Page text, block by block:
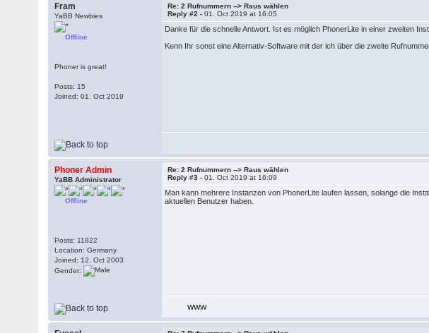
Fram
YaBB Newbies
Offline
Phoner is great!
Posts: 15
Joined: 01. Oct 2019
Re: 2 Rufnummern --> Raus wählen
Reply #2 -01. Oct 2019 at 16:05
Danke für die schnelle Antwort. Ist es möglich PhonerLite in einer zweiten
Kenn Ihr sonst eine Alternativ-Software mit der ich über die zweite
Phoner Admin
YaBB Administrator
Offline
Posts: 11822
Location: Germany
Joined: 12. Oct 2003
Gender:
Re: 2 Rufnummern --> Raus wählen
Reply #3 -01. Oct 2019 at 16:09
Man kann mehrere Instanzen von PhonerLite laufen lassen, solange die
aktuellen Benutzer haben.
WWW